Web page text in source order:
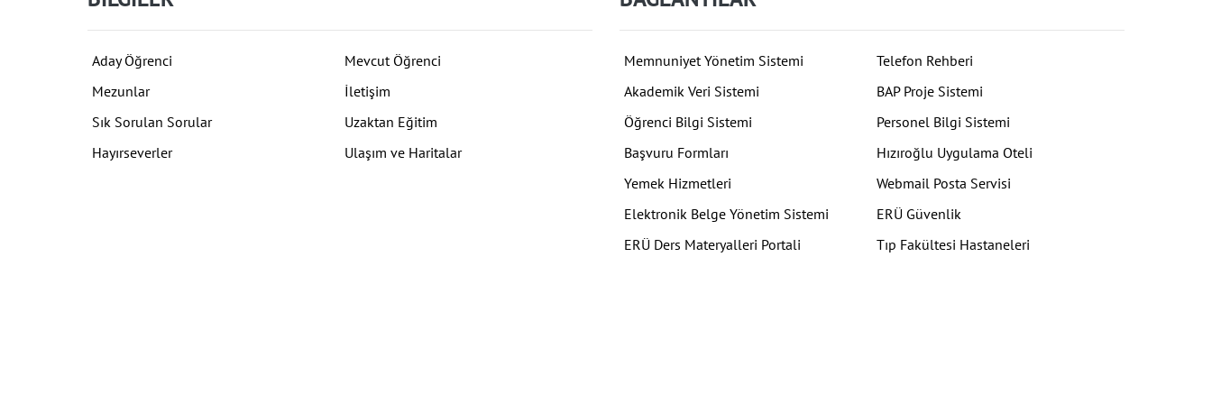
Aday Öğrenci
Mevcut Öğrenci
Mezunlar
İletişim
Sık Sorulan Sorular
Uzaktan Eğitim
Hayırseverler
Ulaşım ve Haritalar
Memnuniyet Yönetim Sistemi
Telefon Rehberi
Akademik Veri Sistemi
BAP Proje Sistemi
Öğrenci Bilgi Sistemi
Personel Bilgi Sistemi
Başvuru Formları
Hızıroğlu Uygulama Oteli
Yemek Hizmetleri
Webmail Posta Servisi
Elektronik Belge Yönetim Sistemi
ERÜ Güvenlik
ERÜ Ders Materyalleri Portali
Tıp Fakültesi Hastaneleri